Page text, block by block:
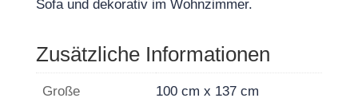
Sofa und dekorativ im Wohnzimmer.
Zusätzliche Informationen
Große 100 cm x 137 cm